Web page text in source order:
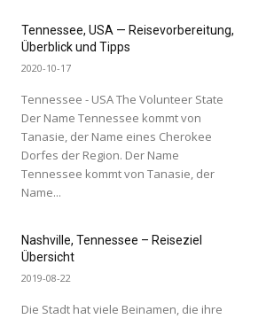
Tennessee, USA — Reisevorbereitung,
Überblick und Tipps
2020-10-17
Tennessee - USA The Volunteer State
Der Name Tennessee kommt von
Tanasie, der Name eines Cherokee
Dorfes der Region. Der Name
Tennessee kommt von Tanasie, der
Name...
Nashville, Tennessee – Reiseziel
Übersicht
2019-08-22
Die Stadt hat viele Beinamen, die ihre